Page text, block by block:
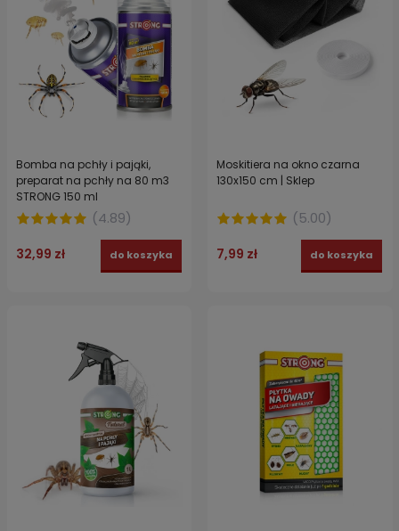
Bomba na pchły i pająki,
preparat na pchły na 80 m3
STRONG 150 ml
(4.89)
32,99 zł do koszyka
Moskitiera na okno czarna
130x150 cm | Sklep
(5.00)
7,99 zł do koszyka